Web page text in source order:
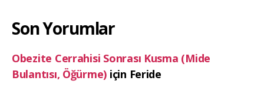
Son Yorumlar
Obezite Cerrahisi Sonrası Kusma (Mide
Bulantısı, Öğürme) için Feride